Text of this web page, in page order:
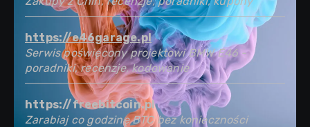
https://e46garage.pl
Serwis poświęcony projektowi BMW E46 -
poradniki, recenzje, kodowanie
https://freebitcoin.pl
Zarabiaj co godzinę BTC bez konieczności